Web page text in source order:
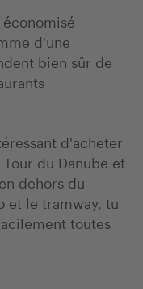
d'une
bien sûr de
d'acheter
du Danube et
dehors du
et le tramway, tu
toutes